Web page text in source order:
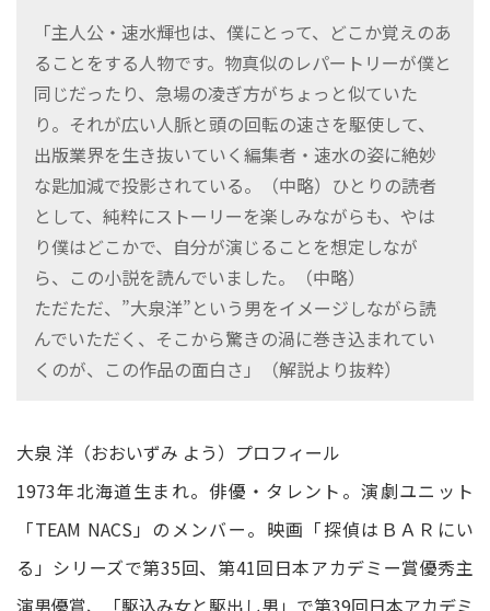
「主人公・速水輝也は、僕にとって、どこか覚えのあ
ることをする人物です。物真似のレパートリーが僕と
同じだったり、急場の凌ぎ方がちょっと似ていた
り。それが広い人脈と頭の回転の速さを駆使して、
出版業界を生き抜いていく編集者・速水の姿に絶妙
な匙加減で投影されている。（中略）ひとりの読者
として、純粋にストーリーを楽しみながらも、やは
り僕はどこかで、自分が演じることを想定しなが
ら、この小説を読んでいました。（中略）
ただただ、”大泉洋”という男をイメージしながら読
んでいただく、そこから驚きの渦に巻き込まれてい
くのが、この作品の面白さ」（解説より抜粋）
大泉 洋（おおいずみ よう）プロフィール
1973年北海道生まれ。俳優・タレント。演劇ユニット
「TEAM NACS」のメンバー。映画「探偵はＢＡＲにい
る」シリーズで第35回、第41回日本アカデミー賞優秀主
演男優賞、「駆込み女と駆出し男」で第39回日本アカデミ